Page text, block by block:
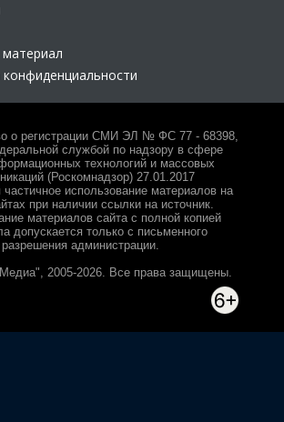
о регистрации СМИ ЭЛ № ФС 77 - 68398,
службой по надзору в сфере
технологий и массовых
(Роскомнадзор) 27.01.2017
частичное использование материалов на
при наличии ссылки на источник.
материалов сайта с полной копией
допускается только с письменного
разрешения администрации.
2005-2026. Все права защищены.